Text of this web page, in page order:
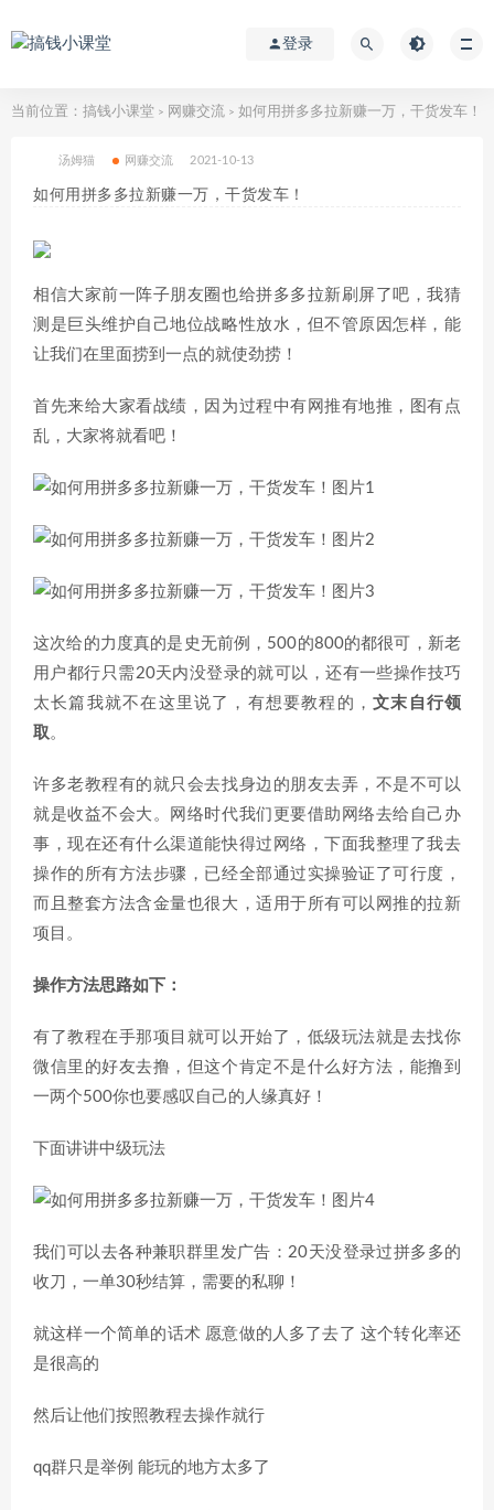
登录
当前位置： 搞钱小课堂 > 网赚交流 > 如何用拼多多拉新赚一万，干货发车！
汤姆猫 网赚交流 2021-10-13
如何用拼多多拉新赚一万，干货发车！
相信大家前一阵子朋友圈也给拼多多拉新刷屏了吧，我猜
测是巨头维护自己地位战略性放水，但不管原因怎样，能
让我们在里面捞到一点的就使劲捞！
首先来给大家看战绩，因为过程中有网推有地推，图有点
乱，大家将就看吧！
这次给的力度真的是史无前例，500的800的都很可，新老
用户都行只需20天内没登录的就可以，还有一些操作技巧
太长篇我就不在这里说了，有想要教程的，文末自行领
取。
许多老教程有的就只会去找身边的朋友去弄，不是不可以
就是收益不会大。网络时代我们更要借助网络去给自己办
事，现在还有什么渠道能快得过网络，下面我整理了我去
操作的所有方法步骤，已经全部通过实操验证了可行度，
而且整套方法含金量也很大，适用于所有可以网推的拉新
项目。
操作方法思路如下：
有了教程在手那项目就可以开始了，低级玩法就是去找你
微信里的好友去撸，但这个肯定不是什么好方法，能撸到
一两个500你也要感叹自己的人缘真好！
下面讲讲中级玩法
我们可以去各种兼职群里发广告：20天没登录过拼多多的
收刀，一单30秒结算，需要的私聊！
就这样一个简单的话术 愿意做的人多了去了 这个转化率还
是很高的
然后让他们按照教程去操作就行
qq群只是举例 能玩的地方太多了